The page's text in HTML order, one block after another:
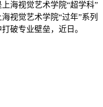
海视觉艺术学院“超学科”
视觉艺术学院“过年”系列
破专业壁垒，近日。